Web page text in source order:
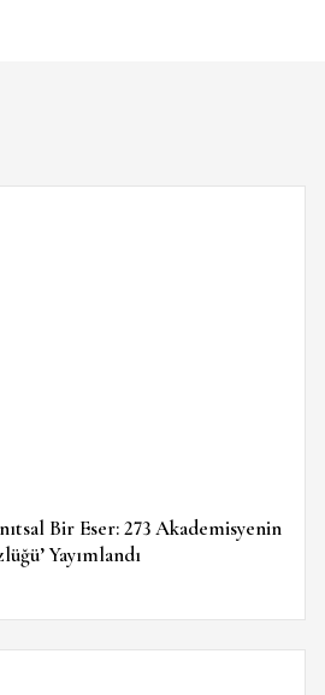
Bir Eser: 273 Akademisyenin
Yayımlandı